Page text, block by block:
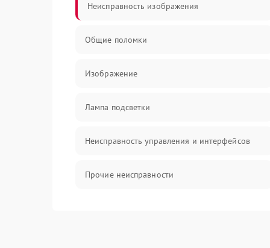
Неисправность изображения
Общие поломки
Изображение
Лампа подсветки
Неисправность управления и интерфейсов
Прочие неисправности